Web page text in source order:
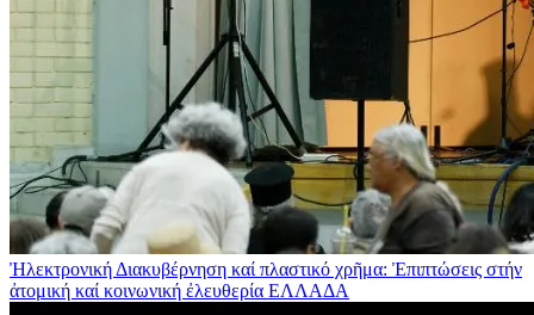
Ἠλεκτρονική Διακυβέρνηση καί πλαστικό χρῆμα: Ἐπιπτώσεις στήν
ἀτομική καί κοινωνική ἐλευθερία ΕΛΛΑΔΑ